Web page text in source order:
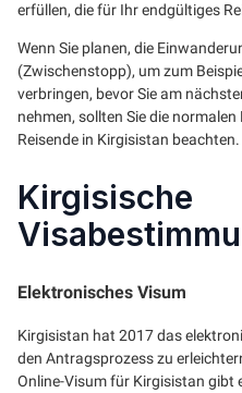
erfüllen, die für Ihr endgültiges
Wenn Sie planen, die
(Zwischenstopp), um zum
verbringen, bevor Sie am
nehmen, sollten Sie die
Reisende in Kirgisistan beachten.
Kirgisische
Elektronisches Visum
Kirgisistan hat 2017 das
den Antragsprozess zu
Online-Visum für Kirgisistan gibt